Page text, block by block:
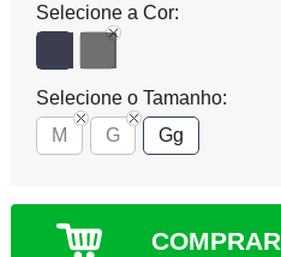
Selecione a Cor:
Selecione o Tamanho:
M
G Gg
COMPRAR